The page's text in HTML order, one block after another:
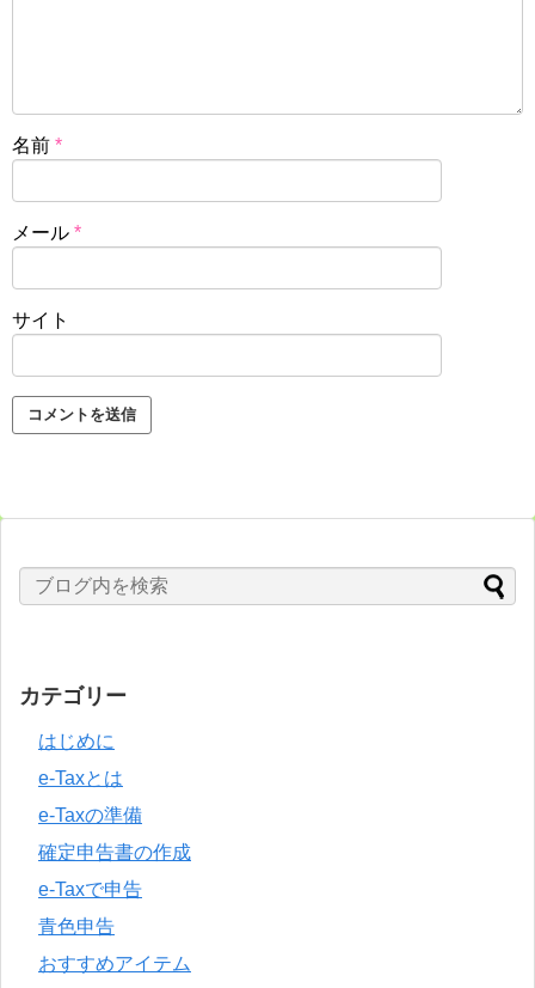
名前 *
メール *
サイト
カテゴリー
はじめに
e-Taxとは
e-Taxの準備
確定申告書の作成
e-Taxで申告
青色申告
おすすめアイテム